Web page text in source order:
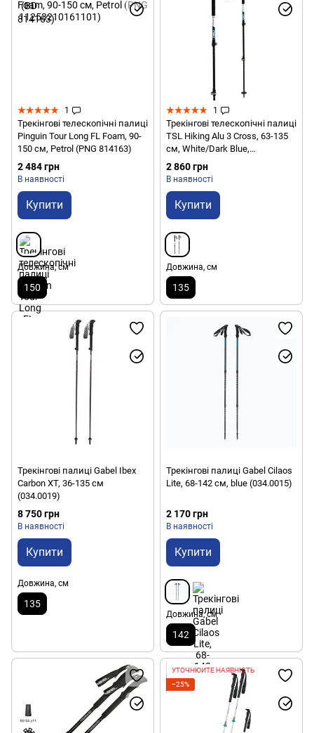
1
Трекінгові телескопічні палиці
Pinguin Tour Long FL Foam, 90-
150 см, Petrol (PNG 814163)
2 484 грн
В наявності
Купити
Довжина, см
150
1
Трекінгові телескопічні палиці
TSL Hiking Alu 3 Cross, 63-135
см, White/Dark Blue,
(3436500810752)
2 860 грн
В наявності
Купити
Довжина, см
135
Трекінгові палиці Gabel Ibex
Carbon XT, 36-135 см
(034.0019)
8 750 грн
В наявності
Купити
Довжина, см
135
Трекінгові палиці Gabel Cilaos
Lite, 68-142 см, blue (034.0015)
2 170 грн
В наявності
Купити
Довжина, см
142
УТОЧНЮЙТЕ НАЯВНІСТЬ
−25%